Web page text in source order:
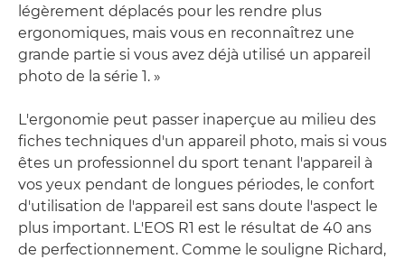
légèrement déplacés pour les rendre plus
ergonomiques, mais vous en reconnaîtrez une
grande partie si vous avez déjà utilisé un appareil
photo de la série 1. »
L'ergonomie peut passer inaperçue au milieu des
fiches techniques d'un appareil photo, mais si vous
êtes un professionnel du sport tenant l'appareil à
vos yeux pendant de longues périodes, le confort
d'utilisation de l'appareil est sans doute l'aspect le
plus important. L'EOS R1 est le résultat de 40 ans
de perfectionnement. Comme le souligne Richard,